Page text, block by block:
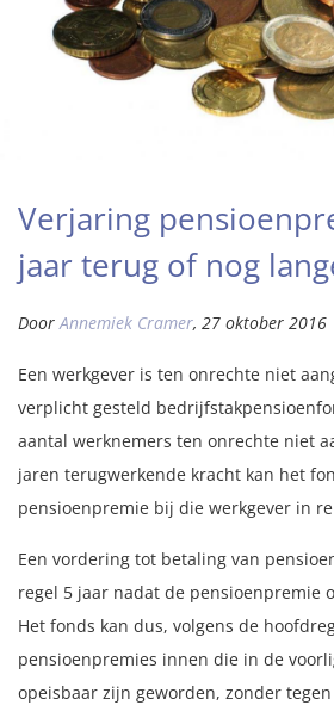
Verjaring
jaar terug of nog
DoorAnnemiek Cramer, 27 oktober 2016
Een werkgever is ten onrechte niet
verplicht gesteld
aantal werknemers ten onrechte niet
jaren terugwerkende kracht kan het
pensioenpremie bij die werkgever in
Een vordering tot betaling van
regel 5 jaar nadat de pensioenpremie
Het fonds kan dus, volgens de
pensioenpremies innen die in de
opeisbaar zijn geworden, zonder